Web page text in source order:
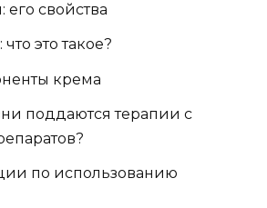
свойства
это такое?
крема
поддаются терапии с
по использованию